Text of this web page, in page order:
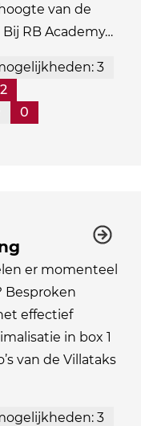
van de
RB Academy…
3
0
er momenteel
Besproken
effectief
in box 1
van de Villataks
3